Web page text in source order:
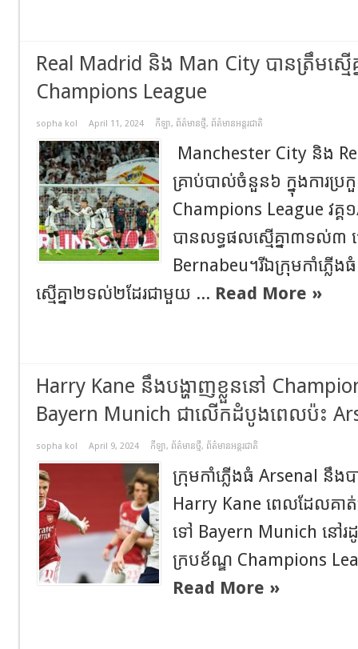
Real Madrid និង Man City បានត្រឹមស្មើគ្
Champions League
sopha kol April 11, 2024 កីឡា, ព័ត៌មានថ្មី, ព័ត៌មានអន្តរជាតិ
Manchester City និង
គ្រាប់បាល់ចំនួន៦ ក្នុងការប្
Champions League វគ្គ
បានលទ្ធផលស្មើគ្នា៣ទល់៣
Bernabeu។រីឯក្រុមកាំភ្ល
ស្មើគ្នា២ទល់២ដែរជាមួយ ... Read More »
Harry Kane នឹងបង្ហាញខ្លួននៅ
Bayern Munich ជាលើកដំបូងពេលប៉ះ
sopha kol April 9, 2024 កីឡា, ព័ត៌មានថ្មី, ព័ត៌មានអន្តរជាតិ
ក្រុមកាំភ្លើងធំ Arsenal នឹង
Harry Kane ពេលដែលគ
ទៅ Bayern Munich នៅរដូវ
ក្របខ័ណ្ឌ Champions
Read More »